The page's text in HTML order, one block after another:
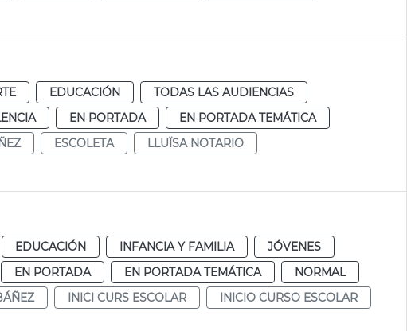
EDUCACIÓN
TODAS LAS AUDIENCIAS
EN PORTADA
EN PORTADA TEMÁTICA
ESCOLETA
LLUÏSA NOTARIO
EDUCACIÓN INFANCIA Y FAMILIA
JÓVENES
EN PORTADA EN PORTADA TEMÁTICA
NORMAL
INICI CURS ESCOLAR
INICIO CURSO ESCOLAR